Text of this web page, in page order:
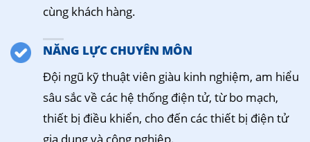
cùng khách hàng.
NĂNG LỰC CHUYÊN MÔN
Đội ngũ kỹ thuật viên giàu kinh nghiệm, am hiểu
sâu sắc về các hệ thống điện tử, từ bo mạch,
thiết bị điều khiển, cho đến các thiết bị điện tử